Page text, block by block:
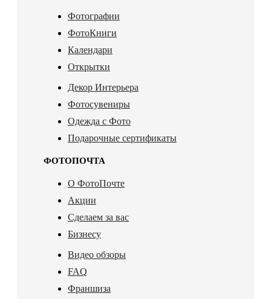
Фотографии
ФотоКниги
Календари
Открытки
Декор Интерьера
Фотосувениры
Одежда с Фото
Подарочные сертификаты
ФОТОПОЧТА
О ФотоПочте
Акции
Сделаем за вас
Бизнесу
Видео обзоры
FAQ
Франшиза